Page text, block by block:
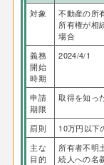
対象
不動産の所
所有権が相
場合
義務
開始
時期
2024/4/1
申請
期限
取得を知っ
罰則 10万円以下
主な
目的
所有者不明
続人への名